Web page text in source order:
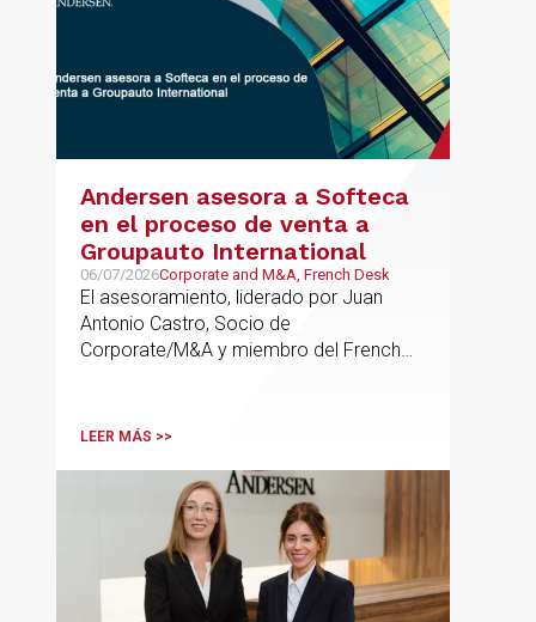
Andersen asesora a Softeca
en el proceso de venta a
Groupauto International
06/07/2026Corporate and M&A, French Desk
El asesoramiento, liderado por Juan
Antonio Castro, Socio de
Corporate/M&A y miembro del French
españolas que combinan los sectores
LEER MÁS >>